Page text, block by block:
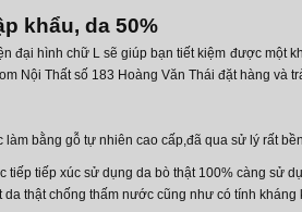
khẩu, da 50%
đại hình chữ L sẽ giúp bạn tiết kiệm được một
Nội Thất số 183 Hoàng Văn Thái đặt hàng và
làm bằng gỗ tự nhiên cao cấp,đã qua sử lý rất
tiếp tiếp xúc sử dụng da bò thật 100% càng sử
thật chống thấm nước cũng như có tính kháng